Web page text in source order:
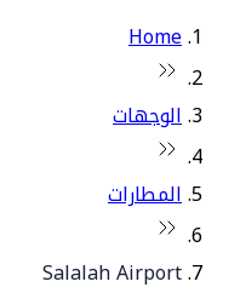
Home
الوجهات
المطارات
Salalah Airport